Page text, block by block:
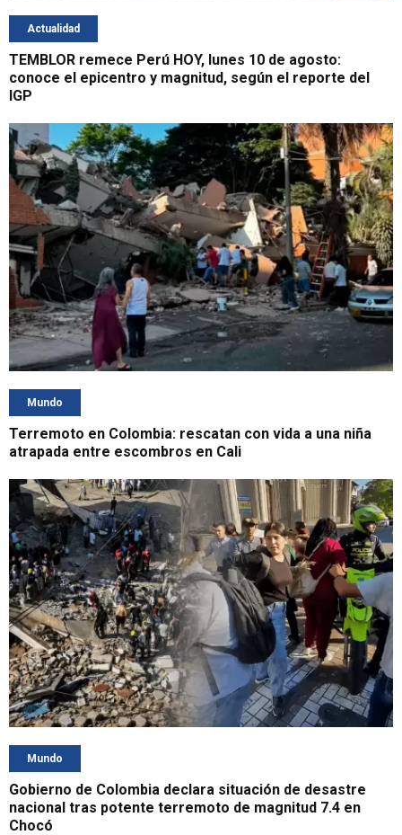
Actualidad
TEMBLOR remece Perú HOY, lunes 10 de agosto:
conoce el epicentro y magnitud, según el reporte del
IGP
Mundo
Terremoto en Colombia: rescatan con vida a una niña
atrapada entre escombros en Cali
Mundo
Gobierno de Colombia declara situación de desastre
nacional tras potente terremoto de magnitud 7.4 en
Chocó